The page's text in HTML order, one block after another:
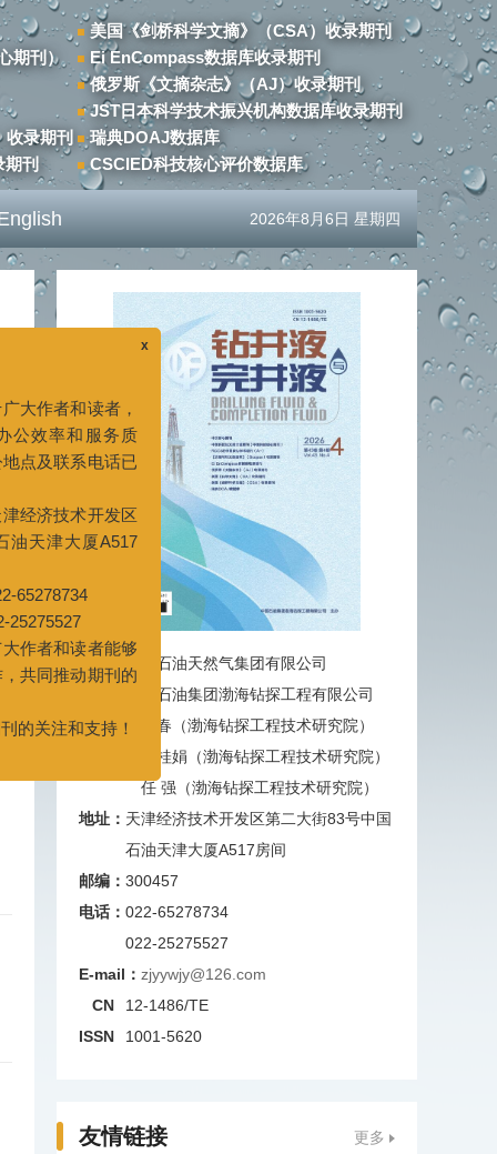
期刊）
录期刊
刊
美国《剑桥科学文摘》（CSA）收录期刊
Ei EnCompass数据库收录期刊
俄罗斯《文摘杂志》（AJ）收录期刊
JST日本科学技术振兴机构数据库收录期刊
瑞典DOAJ数据库
CSCIED科技核心评价数据库
2026年8月6日 星期四
主管： 中国石油天然气集团有限公司
中国石油集团渤海钻探工程有限公司
主编：陈世春（渤海钻探工程技术研究院）
汪桂娟（渤海钻探工程技术研究院）
任 强（渤海钻探工程技术研究院）
地址： 天津经济技术开发区第二大街83号中国
石油天津大厦A517房间
邮编： 300457
电话： 022-65278734
022-25275527
E-mail： zjyywjy@126.com
CN
12-1486/TE
ISSN
1001-5620
友情链接 更多
者：
服务于广大作者和读者，
部的办公效率和服务质
办公地点及联系电话已
：天津经济技术开发区
中国石油天津大厦A517
：022-65278734
望广大作者和读者能够
的工作，共同推动期刊的